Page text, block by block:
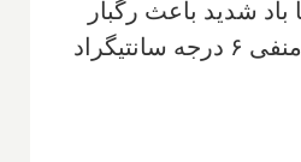
شدید باعث رگبار
باران و افت دما به منفی ۶ درجه سانتیگراد